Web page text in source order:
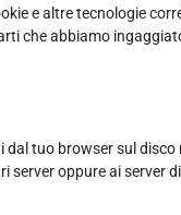
e altre tecnologie
che abbiamo
dal tuo browser sul
oppure ai server